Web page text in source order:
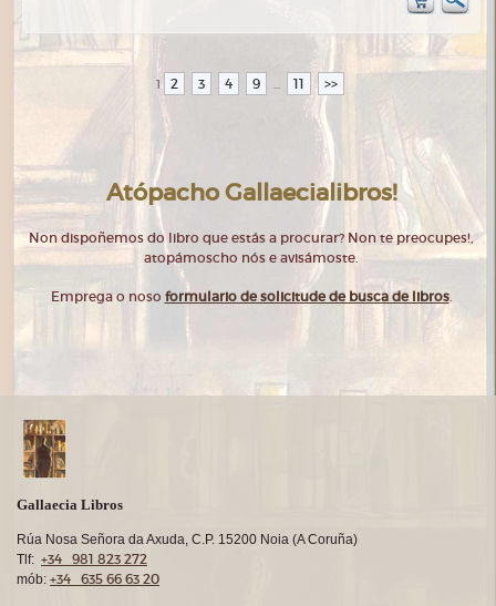
1 2 3 4 9 ... 11 >>
Atópacho Gallaecialibros!
Non dispoñemos do libro que estás a procurar? Non te preocupes!,
atopámoscho nós e avisámoste.
Emprega o noso formulario de solicitude de busca de libros.
Gallaecia Libros
Rúa Nosa Señora da Axuda, C.P. 15200 Noia (A Coruña)
Tlf: +34 981 823 272
mób: +34 635 66 63 20